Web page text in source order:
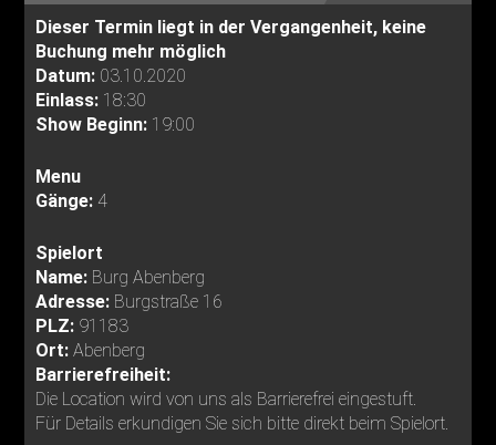
Dieser Termin liegt in der Vergangenheit, keine
Buchung mehr möglich
Datum: 03.10.2020
Einlass: 18:30
Show Beginn: 19:00
Menu
Gänge: 4
Spielort
Name: Burg Abenberg
Adresse: Burgstraße 16
PLZ: 91183
Ort:Abenberg
Barrierefreiheit:
Die Location wird von uns als Barrierefrei eingestuft.
Für Details erkundigen Sie sich bitte direkt beim Spielort.